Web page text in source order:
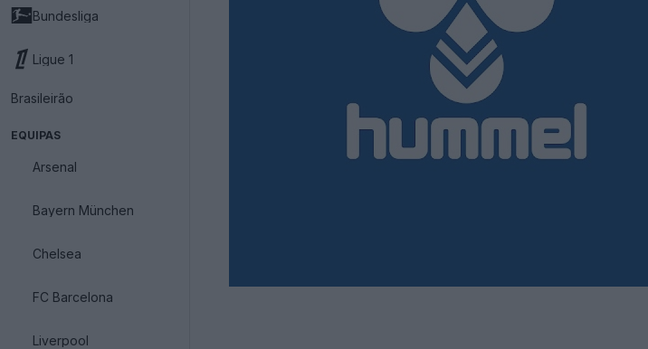
Bundesliga
Ligue 1
Brasileirão
EQUIPAS
Arsenal
Bayern München
Chelsea
FC Barcelona
Liverpool